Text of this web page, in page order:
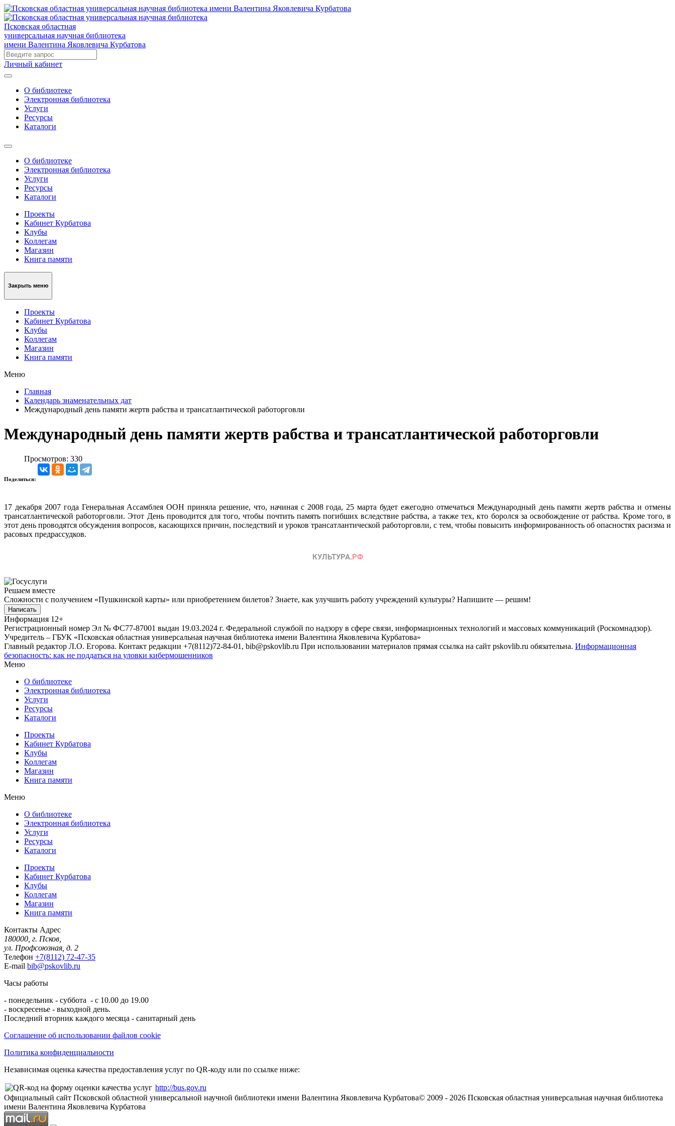
Псковская областная
универсальная научная библиотека
имени Валентина Яковлевича Курбатова
Личный кабинет
О библиотеке
Электронная библиотека
Услуги
Ресурсы
Каталоги
О библиотеке
Электронная библиотека
Услуги
Ресурсы
Каталоги
Проекты
Кабинет Курбатова
Клубы
Коллегам
Магазин
Книга памяти
Закрыть меню
Проекты
Кабинет Курбатова
Клубы
Коллегам
Магазин
Книга памяти
Меню
Главная
Календарь знаменательных дат
Международный день памяти жертв рабства и трансатлантической работорговли
Международный день памяти жертв рабства и трансатлантической работорговли
Просмотров: 330
Поделиться:
17 декабря 2007 года Генеральная Ассамблея ООН приняла решение, что, начиная с 2008 года, 25 марта будет ежегодно отмечаться Международный день памяти жертв рабства и отмены
трансатлантической работорговли. Этот День проводится для того, чтобы почтить память погибших вследствие рабства, а также тех, кто боролся за освобождение от рабства. Кроме того, в
этот день проводятся обсуждения вопросов, касающихся причин, последствий и уроков трансатлантической работорговли, с тем, чтобы повысить информированность об опасностях расизма и
расовых предрассудков.
Решаем вместе
Сложности с получением «Пушкинской карты» или приобретением билетов? Знаете, как улучшить работу учреждений культуры? Напишите — решим!
Написать
Информация 12+
Регистрационный номер Эл № ФС77-87001 выдан 19.03.2024 г. Федеральной службой по надзору в сфере связи, информационных технологий и массовых коммуникаций (Роскомнадзор).
Учредитель – ГБУК «Псковская областная универсальная научная библиотека имени Валентина Яковлевича Курбатова»
Главный редактор Л.О. Егорова. Контакт редакции +7(8112)72-84-01, bib@pskovlib.ru При использовании материалов прямая ссылка на сайт pskovlib.ru обязательна. Информационная
безопасность: как не поддаться на уловки кибермошенников
Меню
О библиотеке
Электронная библиотека
Услуги
Ресурсы
Каталоги
Проекты
Кабинет Курбатова
Клубы
Коллегам
Магазин
Книга памяти
Меню
О библиотеке
Электронная библиотека
Услуги
Ресурсы
Каталоги
Проекты
Кабинет Курбатова
Клубы
Коллегам
Магазин
Книга памяти
Контакты Адрес
180000, г. Псков,
ул. Профсоюзная, д. 2
Телефон +7(8112) 72-47-35
E-mail bib@pskovlib.ru
Часы работы
- понедельник - суббота - с 10.00 до 19.00
- воскресенье - выходной день.
Последний вторник каждого месяца - санитарный день
Соглашение об использовании файлов cookie
Политика конфиденциальности
Независимая оценка качества предоставления услуг по QR-коду или по ссылке ниже:
http://bus.gov.ru
Официальный сайт Псковской областной универсальной научной библиотеки имени Валентина Яковлевича Курбатова© 2009 - 2026 Псковская областная универсальная научная библиотека
имени Валентина Яковлевича Курбатова